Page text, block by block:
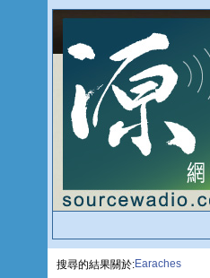
搜尋的結果關於:Earaches